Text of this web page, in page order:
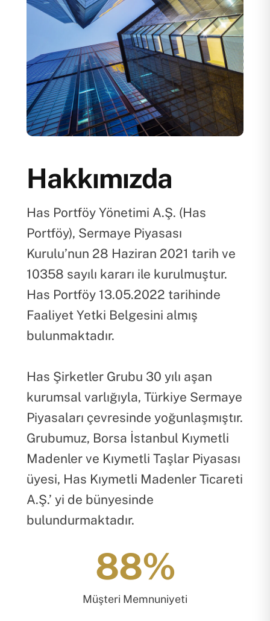
Hakkımızda
Has Portföy Yönetimi A.Ş. (Has
Portföy), Sermaye Piyasası
Kurulu’nun 28 Haziran 2021 tarih ve
10358 sayılı kararı ile kurulmuştur.
Has Portföy 13.05.2022 tarihinde
Faaliyet Yetki Belgesini almış
bulunmaktadır.
Has Şirketler Grubu 30 yılı aşan
kurumsal varlığıyla, Türkiye Sermaye
Piyasaları çevresinde yoğunlaşmıştır.
Grubumuz, Borsa İstanbul Kıymetli
Madenler ve Kıymetli Taşlar Piyasası
üyesi, Has Kıymetli Madenler Ticareti
A.Ş.’ yi de bünyesinde
bulundurmaktadır.
96%
Müşteri Memnuniyeti